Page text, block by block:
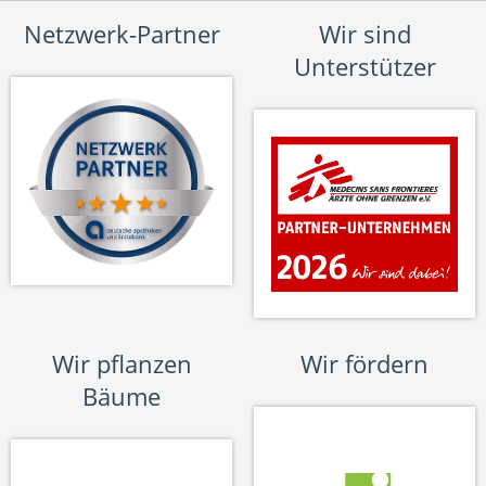
Netzwerk-Partner
Wir sind
Unterstützer
Wir pflanzen
Bäume
Wir fördern